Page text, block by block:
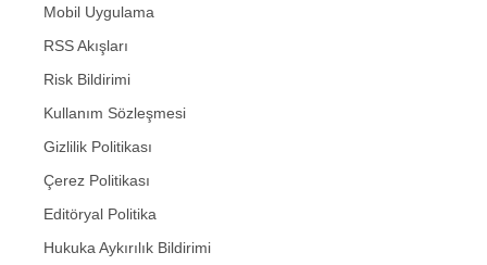
Mobil Uygulama
RSS Akışları
Risk Bildirimi
Kullanım Sözleşmesi
Gizlilik Politikası
Çerez Politikası
Editöryal Politika
Hukuka Aykırılık Bildirimi